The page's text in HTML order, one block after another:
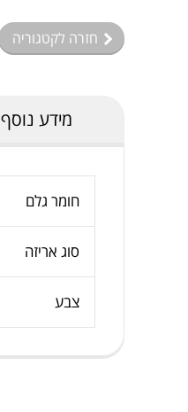
חזרה לקטגוריה
מידע נוסף
חומר גלם
סוג אריזה
צבע